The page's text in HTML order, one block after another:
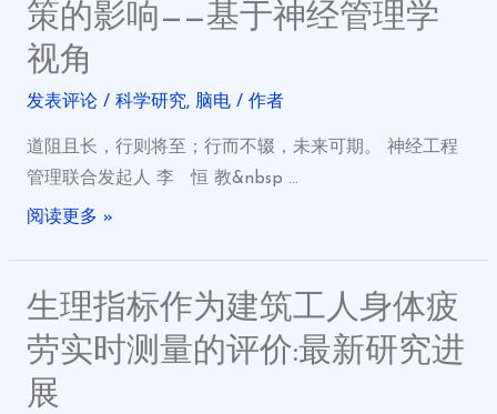
策的影响——基于神经管理学
视角
发表评论 / 科学研究, 脑电/ 作者
道阻且长，行则将至；行而不辍，未来可期。 神经工程
管理联合发起人 李 恒 教&nbsp …
阅读更多 »
生理指标作为建筑工人身体疲
劳实时测量的评价:最新研究进
展